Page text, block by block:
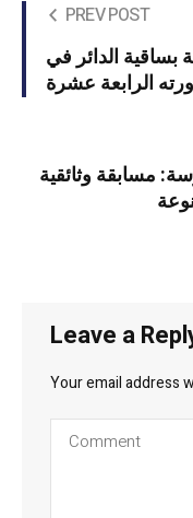
PREV POST
بساقية الدائر في
الرابعة عشرة
بسوسة: مسابقة وثائقية
Leave a
Your email address